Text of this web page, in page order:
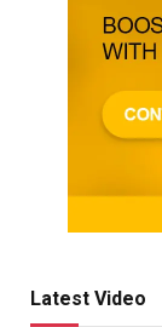
Latest Video